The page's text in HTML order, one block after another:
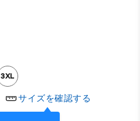
3XL
サイズを確認する